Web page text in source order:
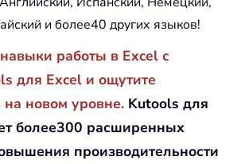
и более40 других языков!
работы в Excel с
для Excel и ощутите
новом уровне. Kutools для
более300 расширенных
производительности